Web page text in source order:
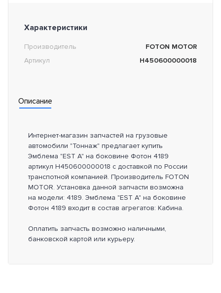
Характеристики
Производитель
FOTON MOTOR
Артикул
H450600000018
Описание
Интернет-магазин запчастей на грузовые
автомобили "Тоннаж" предлагает купить
Эмблема "EST A" на боковине Фотон 4189
артикул H450600000018 с доставкой по России
транспотной компанией. Производитель FOTON
MOTOR. Установка данной запчасти возможна
на модели: 4189. Эмблема "EST A" на боковине
Фотон 4189 входит в состав агрегатов: Кабина.
Оплатить запчасть возможно наличными,
банковской картой или курьеру.